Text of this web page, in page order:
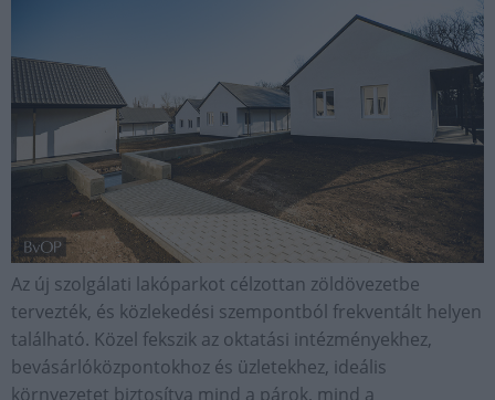
Az új szolgálati lakóparkot célzottan zöldövezetbe
tervezték, és közlekedési szempontból frekventált helyen
található. Közel fekszik az oktatási intézményekhez,
bevásárlóközpontokhoz és üzletekhez, ideális
környezetet biztosítva mind a párok, mind a